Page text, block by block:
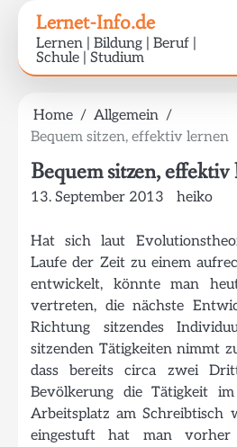
content
Lernet-Info.de
Lernen | Bildung | Beruf |
Schule | Studium
Home
Allgemein
Bequem sitzen, effektiv lernen
Bequem sitzen,
13. September 2013 heiko
Hat sich laut
Laufe der Zeit zu einem
entwickelt, könnte man
vertreten, die nächste
Richtung sitzendes
sitzenden Tätigkeiten nimmt
dass bereits circa zwei
Bevölkerung die Tätigkeit
Arbeitsplatz am Schreibtisch
eingestuft hat man